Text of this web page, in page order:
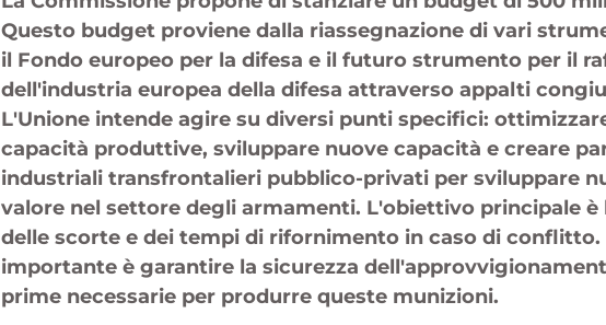
Questo budget proviene dalla riassegnazione di vari
il Fondo europeo per la difesa e il futuro strumento per il
dell'industria europea della difesa attraverso appalti
L'Unione intende agire su diversi punti specifici:
capacità produttive, sviluppare nuove capacità e creare
industriali transfrontalieri pubblico-privati per sviluppare
valore nel settore degli armamenti. L'obiettivo principale è
delle scorte e dei tempi di rifornimento in caso di
importante è garantire la sicurezza
prime necessarie per produrre queste munizioni.